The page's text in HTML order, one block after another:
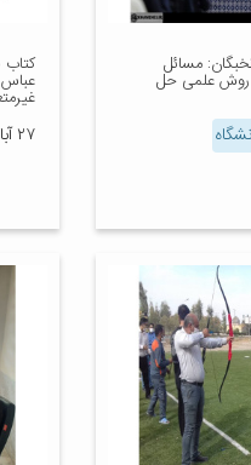
مسائل
روش علمی حل عباس
۲۷ آبان ۱۴۰۰